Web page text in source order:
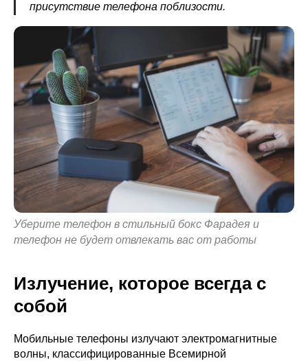
присутствие телефона поблизости.
Уберите телефон в стильный бокс Фарадея и
телефон не будет отвлекать вас от работы
Излучение, которое всегда с
собой
Мобильные телефоны излучают электромагнитные
волны, классифицированные Всемирной